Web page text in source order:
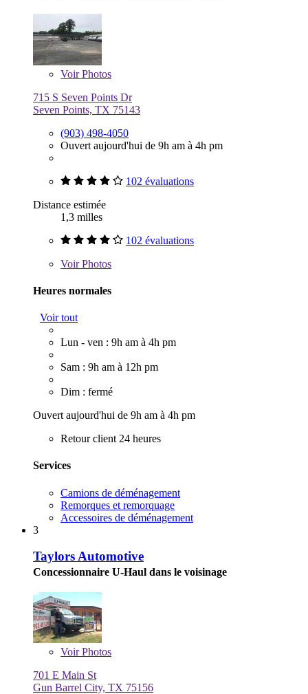
VoirPhotos
715 S Seven Points Dr
Seven Points, TX 75143
(903) 498-4050
Ouvert aujourd'hui de 9h am à 4h pm
102 évaluations
Distance estimée
1,3 milles
102 évaluations
VoirPhotos
Heures normales
Voir tout
Lun - ven : 9h am à 4h pm
Sam : 9h am à 12h pm
Dim : fermé
Ouvert aujourd'hui de 9h am à 4h pm
Retour client 24 heures
Services
Camions de déménagement
Remorques et remorquage
Accessoires de déménagement
3
Taylors Automotive
Concessionnaire U-Haul dans le voisinage
VoirPhotos
701 E Main St
Gun Barrel City, TX 75156